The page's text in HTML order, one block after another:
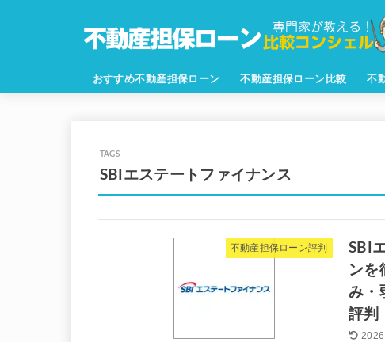
おすすめ不動産担保ローン 不動産担保ローン比較 不
SBIエステートファイナンス
不動産担保ローン評判
SBI
ンを
み・
評判